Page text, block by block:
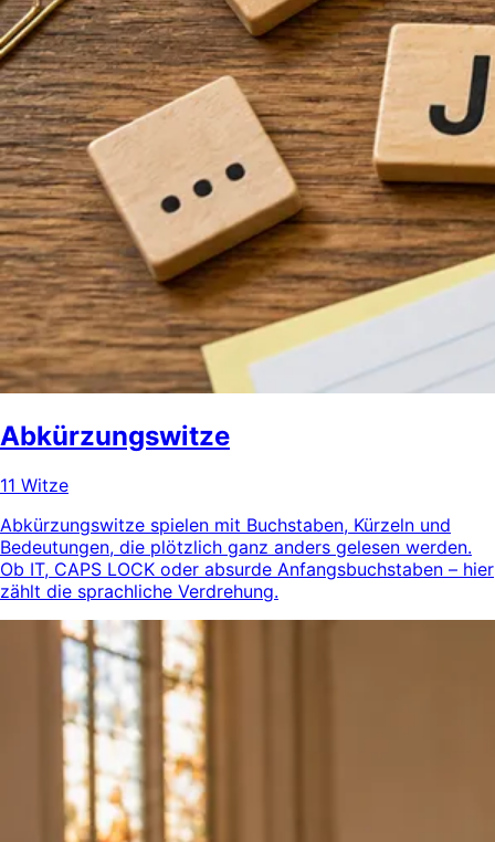
Abkürzungswitze
11 Witze
Abkürzungswitze spielen mit Buchstaben, Kürzeln und
Bedeutungen, die plötzlich ganz anders gelesen werden.
Ob IT, CAPS LOCK oder absurde Anfangsbuchstaben – hier
zählt die sprachliche Verdrehung.